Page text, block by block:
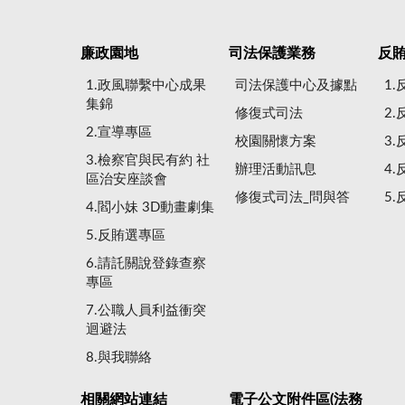
廉政園地
1.政風聯繫中心成果
集錦
2.宣導專區
3.檢察官與民有約 社
區治安座談會
4.閻小妹 3D動畫劇集
5.反賄選專區
6.請託關說登錄查察
專區
7.公職人員利益衝突
迴避法
8.與我聯絡
司法保護業務
司法保護中心及據點
修復式司法
校園關懷方案
辦理活動訊息
修復式司法_問與答
反
1.
2.
3.
4.
5.
相關網站連結 電子公文附件區(法務